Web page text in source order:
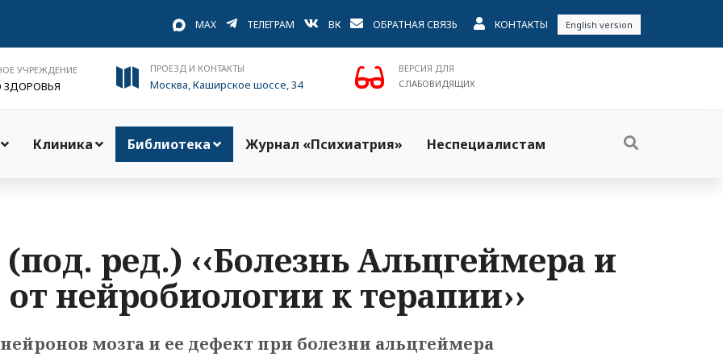
MAX ТЕЛЕГРАМ ВК ОБРАТНАЯ СВЯЗЬ КОНТАКТЫ English version
УЧРЕЖДЕНИЕ
ЗДОРОВЬЯ
ПРОЕЗД И КОНТАКТЫ
Москва, Каширское шоссе, 34
ВЕРСИЯ ДЛЯ
СЛАБОВИДЯЩИХ
Клиника Библиотека Журнал «Психиатрия» Неспециалистам
ред.) ‹‹Болезнь Альцгеймера и
нейробиологии к терапии››
мозга и ее дефект при болезни альцгеймера